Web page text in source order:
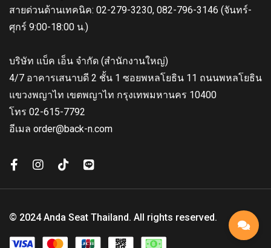
สายด่วนด้านเทคนิค: 02-279-3230, 082-796-3146 (จันทร์-
ศุกร์ 9:00-18:00 น.)
บริษัท แบ็ค เอ็น จำกัด (สำนักงานใหญ่)
4/7 อาคารเสนาบดี 2 ชั้น 1 ซอยพหลโยธิน 11 ถนนพหลโยธิน
แขวงพญาไท เขตพญาไท กรุงเทพมหานคร 10400
โทร 02-615-7792
อีเมล order@back-n.com
© 2024 Anda Seat Thailand. All rights reserved.